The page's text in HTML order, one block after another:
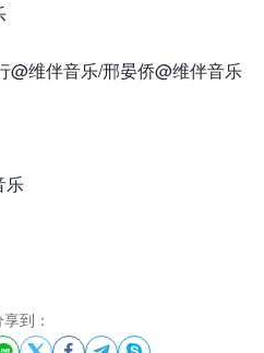
@维伴音乐/邢晏侨@维伴音乐
乐
到：